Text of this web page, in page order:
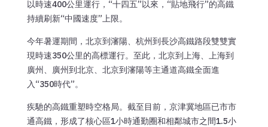
以時速400公里運行，“十四五”以來，“貼地飛行”的高鐵
持續刷新“中國速度”上限。
今年暑運期間，北京到瀋陽、杭州到長沙高鐵路段雙雙實
現時速350公里的高標運行。至此，北京到上海、上海到
廣州、廣州到北京、北京到瀋陽等主通道高鐵全面進
入“350時代”。
疾馳的高鐵重塑時空格局。截至目前，京津冀地區已市市
通高鐵，形成了核心區1小時通勤圈和相鄰城市之間1.5小